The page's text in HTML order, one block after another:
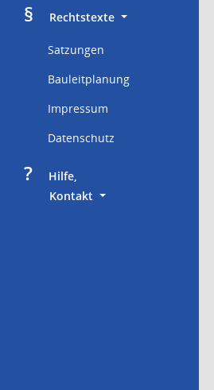
§
     Rechtstexte
Satzungen
Bauleitplanung
Impressum
Datenschutz
?
     Hilfe,
Kontakt